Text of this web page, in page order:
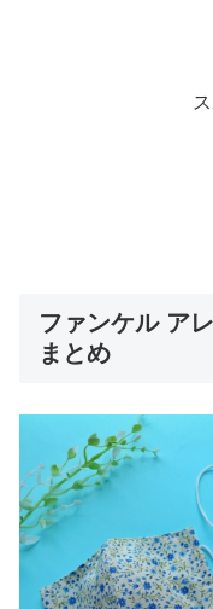
ファンケル ア
まとめ